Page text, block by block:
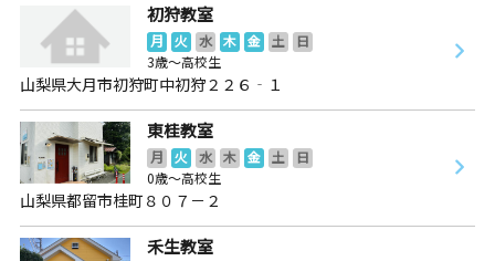
初狩教室
月 火 水 木 金 土
日
3歳～高校生
山梨県大月市初狩町中初狩２２６‐１
東桂教室
月 火 水 木 金 土
日
0歳～高校生
山梨県都留市桂町８０７－２
禾生教室